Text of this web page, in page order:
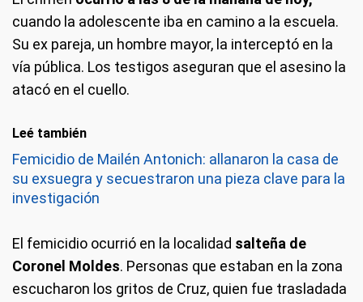
cuando la adolescente iba en camino a la escuela.
Su ex pareja, un hombre mayor, la interceptó en la
vía pública. Los testigos aseguran que el asesino la
atacó en el cuello.
Leé también
Femicidio de Mailén Antonich: allanaron la casa de
su exsuegra y secuestraron una pieza clave para la
investigación
El femicidio ocurrió en la localidad salteña de
Coronel Moldes. Personas que estaban en la zona
escucharon los gritos de Cruz, quien fue trasladada